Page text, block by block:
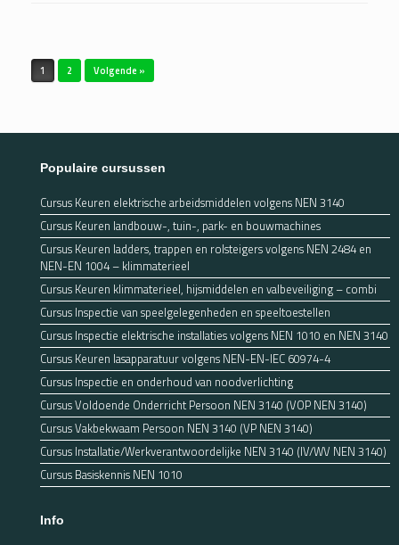
1 2 Volgende »
Populaire cursussen
Cursus Keuren elektrische arbeidsmiddelen volgens NEN 3140
Cursus Keuren landbouw-, tuin-, park- en bouwmachines
Cursus Keuren ladders, trappen en rolsteigers volgens NEN 2484 en
NEN-EN 1004 – klimmaterieel
Cursus Keuren klimmaterieel, hijsmiddelen en valbeveiliging – combi
Cursus Inspectie van speelgelegenheden en speeltoestellen
Cursus Inspectie elektrische installaties volgens NEN 1010 en NEN 3140
Cursus Keuren lasapparatuur volgens NEN-EN-IEC 60974-4
Cursus Inspectie en onderhoud van noodverlichting
Cursus Voldoende Onderricht Persoon NEN 3140 (VOP NEN 3140)
Cursus Vakbekwaam Persoon NEN 3140 (VP NEN 3140)
Cursus Installatie/Werkverantwoordelijke NEN 3140 (IV/WV NEN 3140)
Cursus Basiskennis NEN 1010
Info